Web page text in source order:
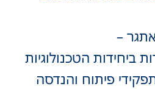
–
ביחידות הטכנולוגיות
פיתוח והנדסה